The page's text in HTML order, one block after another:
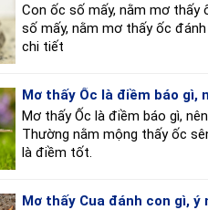
Con ốc số mấy, nằm mơ thấy
số mấy, nằm mơ thấy ốc
chi tiết
Mơ thấy Ốc là điềm báo gì,
Mơ thấy Ốc là điềm báo gì,
Thường nằm mộng thấy ốc
là điềm tốt.
Mơ thấy Cua đánh con gì,